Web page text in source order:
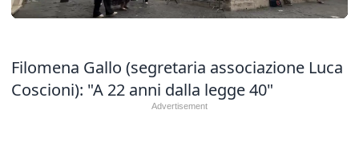
Filomena Gallo (segretaria associazione Luca
Coscioni): "A 22 anni dalla legge 40"